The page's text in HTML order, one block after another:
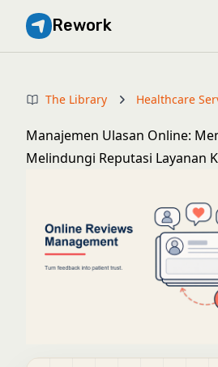
Rework
The Library Healthcare
Manajemen Ulasan Online:
Melindungi Reputasi Layanan